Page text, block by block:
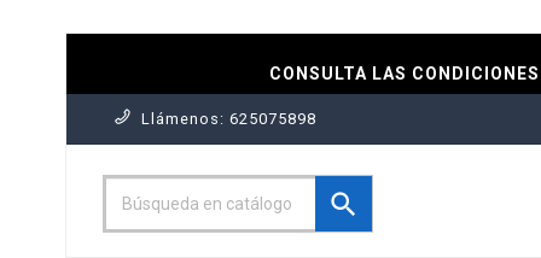
CONSULTA LAS
Llámenos: 625075898
